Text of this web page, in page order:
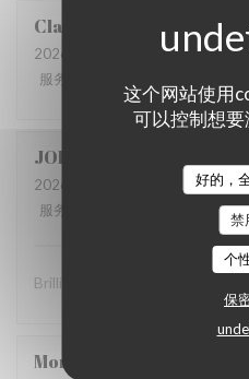
这个网站使用
可以控制想要
好的，
禁
个
保
Claire
2026-07-22
- 12:30 - 来宾 2
服务
JOHN
2026-07-10
- 19:00 - 来宾 2
服务
5/5
Brilliant food and brilliant sevice
Montaigne